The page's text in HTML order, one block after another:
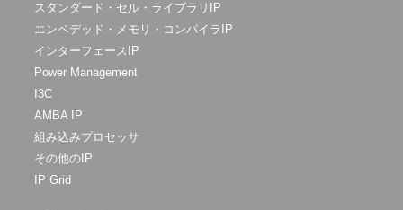
スタンダード・セル・ライブラリIP
エンベデッド・メモリ・コンパイラIP
インターフェースIP
Power Management
I3C
AMBA IP
組み込みプロセッサ
その他のIP
IP Grid